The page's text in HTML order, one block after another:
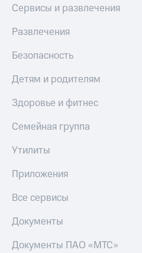
Сервисы и развлечения
Развлечения
Безопасность
Детям и родителям
Здоровье и фитнес
Семейная группа
Утилиты
Приложения
Все сервисы
Документы
Документы ПАО «МТС»